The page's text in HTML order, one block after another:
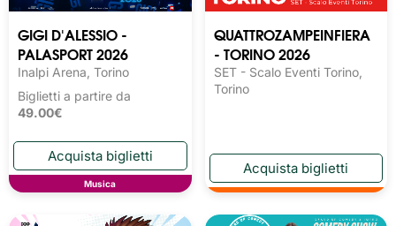
GIGI D'ALESSIO -
PALASPORT 2026
Inalpi Arena, Torino
Biglietti a partire da
49.00€
Musica
QUATTROZAMPEINFIERA
- TORINO 2026
SET - Scalo Eventi Torino,
Torino